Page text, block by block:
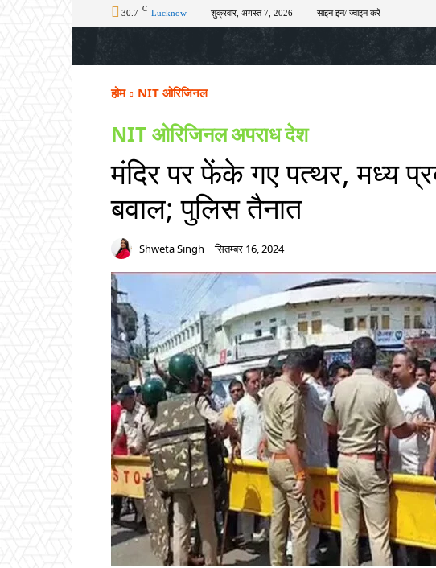
30.7 C Lucknow शुक्रवार, अगस्त 7, 2026 साइन इन/ ज्वाइन करें
अपराध चुनाव खेल
होम NIT ओरिजिनल
NIT ओरिजिनलअपराधदेश
मंदिर पर फेंके गए पत्थर, मध्य
बवाल; पुलिस तैनात
Shweta Singh सितम्बर 16, 2024